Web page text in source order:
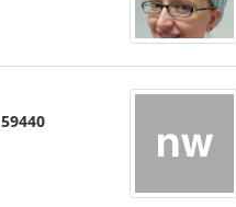
59440